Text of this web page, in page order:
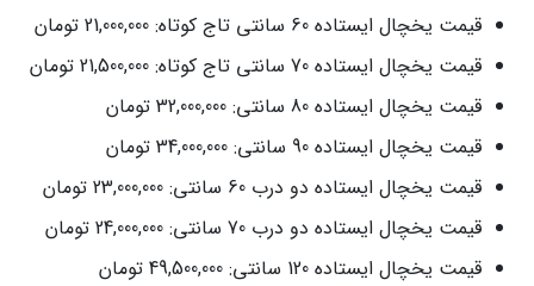
قیمت یخچال ایستاده 60 سانتی تاج کوتاه: 21,000,000 تومان
قیمت یخچال ایستاده 70 سانتی تاج کوتاه: 21,500,000 تومان
قیمت یخچال ایستاده 80 سانتی: 32,000,000 تومان
قیمت یخچال ایستاده 90 سانتی: 34,000,000 تومان
قیمت یخچال ایستاده دو درب 60 سانتی: 23,000,000 تومان
قیمت یخچال ایستاده دو درب 70 سانتی: 24,000,000 تومان
قیمت یخچال ایستاده 120 سانتی: 49,500,000 تومان